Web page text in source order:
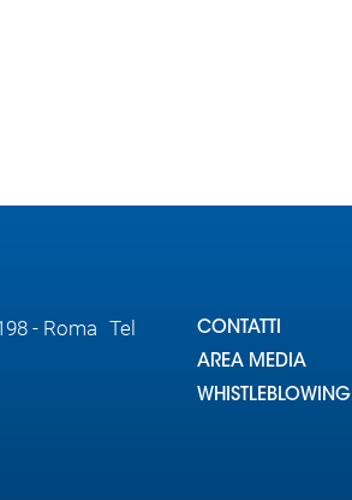
- Roma Tel
CONTATTI
AREA MEDIA
WHISTLEBLOWING